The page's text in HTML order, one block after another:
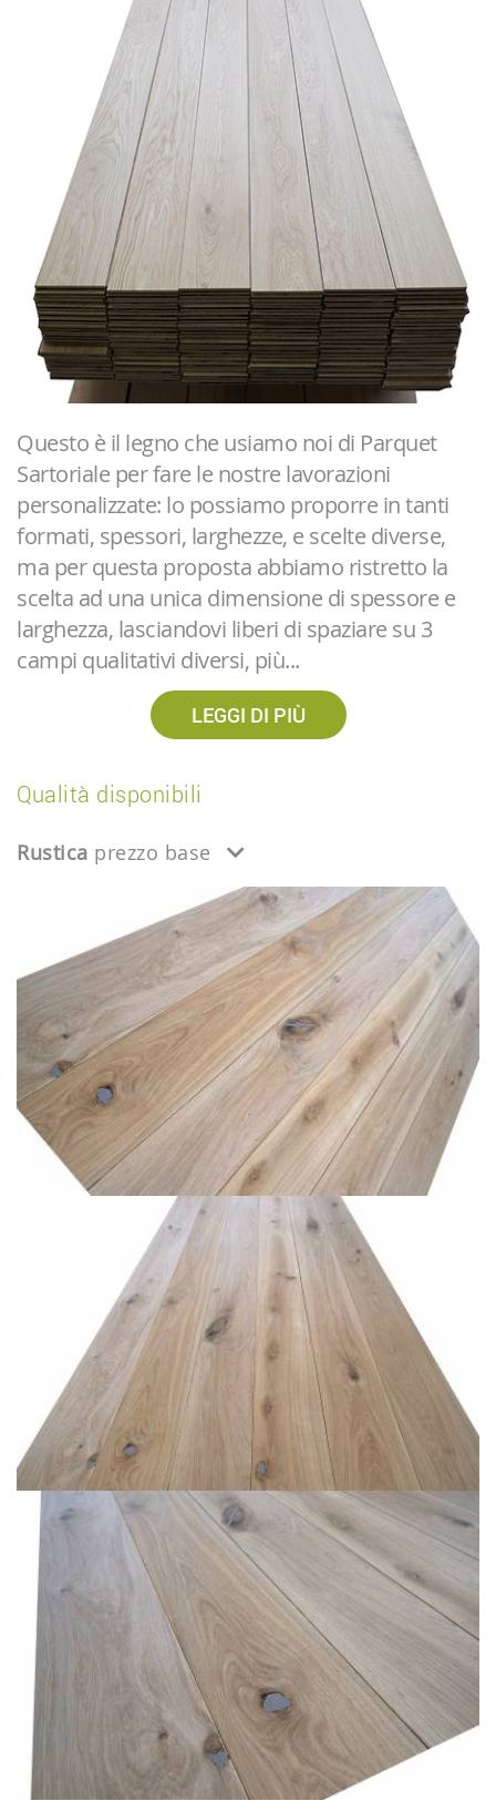
Questo è il legno che usiamo noi di Parquet
Sartoriale per fare le nostre lavorazioni
personalizzate: lo possiamo proporre in tanti
formati, spessori, larghezze, e scelte diverse,
ma per questa proposta abbiamo ristretto la
scelta ad una unica dimensione di spessore e
larghezza, lasciandovi liberi di spaziare su 3
campi qualitativi diversi, più...
LEGGI DI PIÙ
Qualità disponibili
Rustica prezzo base